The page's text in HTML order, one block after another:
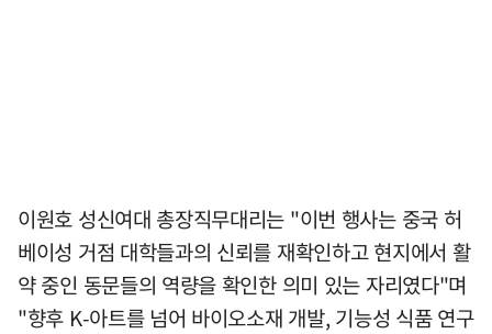
이원호 성신여대 총장직무대리는 "이번 행사는 중국 허
베이성 거점 대학들과의 신뢰를 재확인하고 현지에서 활
약 중인 동문들의 역량을 확인한 의미 있는 자리였다"며
"향후 K-아트를 넘어 바이오소재 개발, 기능성 식품 연구